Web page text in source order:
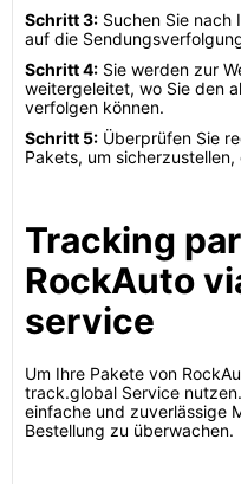
Schritt 3: Suchen Sie nach
auf die
Schritt 4: Sie werden zur
weitergeleitet, wo Sie den
verfolgen können.
Schritt 5: Überprüfen Sie
Pakets, um
Tracking
RockAuto
service
Um Ihre Pakete von
track.global Service
einfache und zuverlässige
Bestellung zu überwachen.